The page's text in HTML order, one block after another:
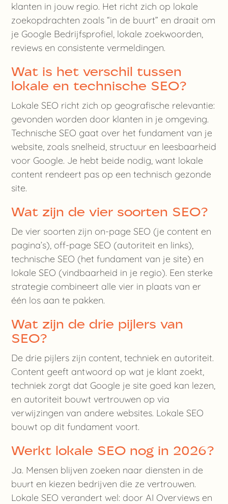
klanten in jouw regio. Het richt zich op lokale
zoekopdrachten zoals “in de buurt” en draait om
je Google Bedrijfsprofiel, lokale zoekwoorden,
reviews en consistente vermeldingen.
Wat is het verschil tussen
lokale en technische SEO?
Lokale SEO richt zich op geografische relevantie:
gevonden worden door klanten in je omgeving.
Technische SEO gaat over het fundament van je
website, zoals snelheid, structuur en leesbaarheid
voor Google. Je hebt beide nodig, want lokale
content rendeert pas op een technisch gezonde
site.
Wat zijn de vier soorten SEO?
De vier soorten zijn on-page SEO (je content en
pagina’s), off-page SEO (autoriteit en links),
technische SEO (het fundament van je site) en
lokale SEO (vindbaarheid in je regio). Een sterke
strategie combineert alle vier in plaats van er
één los aan te pakken.
Wat zijn de drie pijlers van
SEO?
De drie pijlers zijn content, techniek en autoriteit.
Content geeft antwoord op wat je klant zoekt,
techniek zorgt dat Google je site goed kan lezen,
en autoriteit bouwt vertrouwen op via
verwijzingen van andere websites. Lokale SEO
bouwt op dit fundament voort.
Werkt lokale SEO nog in 2026?
Ja. Mensen blijven zoeken naar diensten in de
buurt en kiezen bedrijven die ze vertrouwen.
Lokale SEO verandert wel: door AI Overviews en